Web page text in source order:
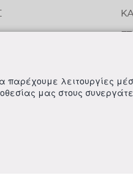
λειτουργίες
μας στους